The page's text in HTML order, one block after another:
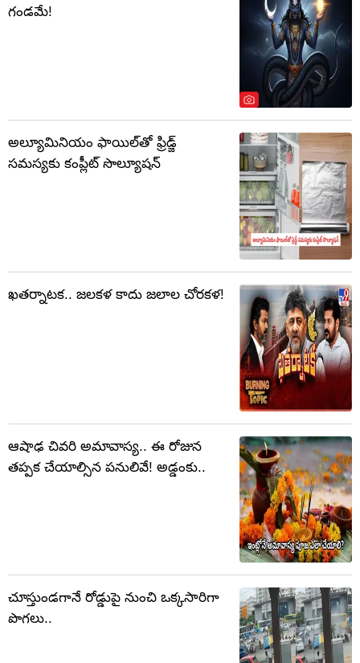
గండమే!
అల్యూమినియం ఫాయిల్‌తో ఫ్రిడ్జ్
సమస్యకు కంప్లీట్ సొల్యూషన్
ఖతర్నాటక.. జలకళ కాదు జలాల చోరకళ!
ఆషాఢ చివరి అమావాస్య.. ఈ రోజున
తప్పక చేయాల్సిన పనులివే! అడ్డంకు..
చూస్తుండగానే రోడ్డుపై నుంచి ఒక్కసారిగా
పొగలు..